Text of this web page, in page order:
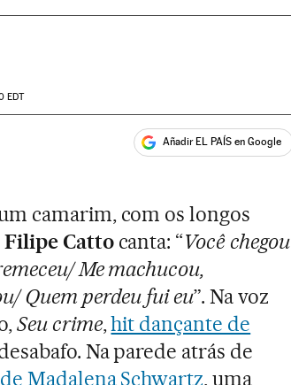
EDT
Añadir EL PAÍS en Google
camarim, com os longos
Filipe Catto canta: “Você chegou
Me machucou,
Quem perdeu fui eu”. Na voz
Seu crime,hit dançante de
Na parede atrás de
Madalena Schwartz, uma